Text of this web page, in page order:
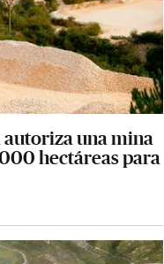
autoriza una mina
hectáreas para